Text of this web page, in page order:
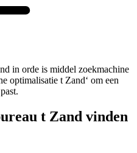
in orde is middel zoekmachine
optimalisatie t Zand‘ om een
t Zand vinden